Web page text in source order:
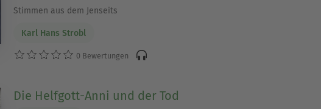
Stimmen aus dem Jenseits
Karl Hans Strobl
0 Bewertungen
Die Helfgott-Anni und der Tod